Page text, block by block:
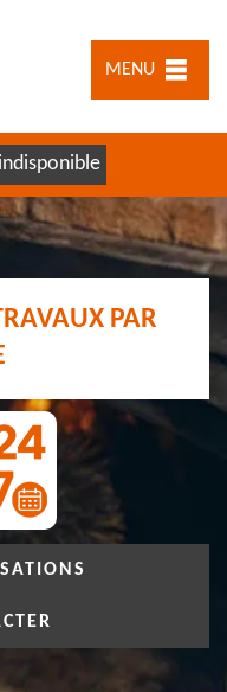
MENU
indisponible
PAR